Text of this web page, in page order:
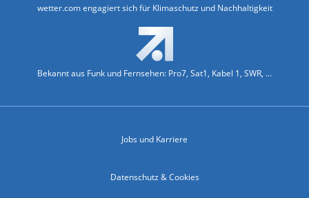
wetter.com engagiert sich für Klimaschutz und Nachhaltigkeit
Bekannt aus Funk und Fernsehen: Pro7, Sat1, Kabel 1, SWR, ...
Jobs und Karriere
Datenschutz & Cookies